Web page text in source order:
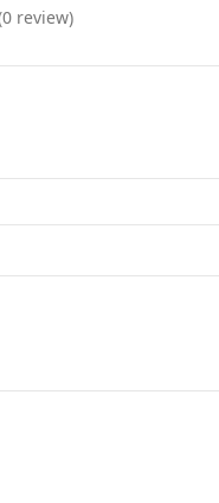
0 review)